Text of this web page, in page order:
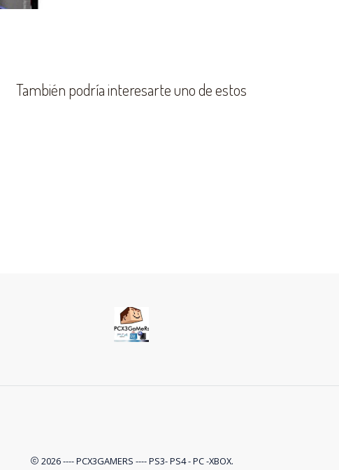
También podría interesarte uno de estos
2026 ---- PCX3GAMERS ---- PS3- PS4 - PC -XBOX.